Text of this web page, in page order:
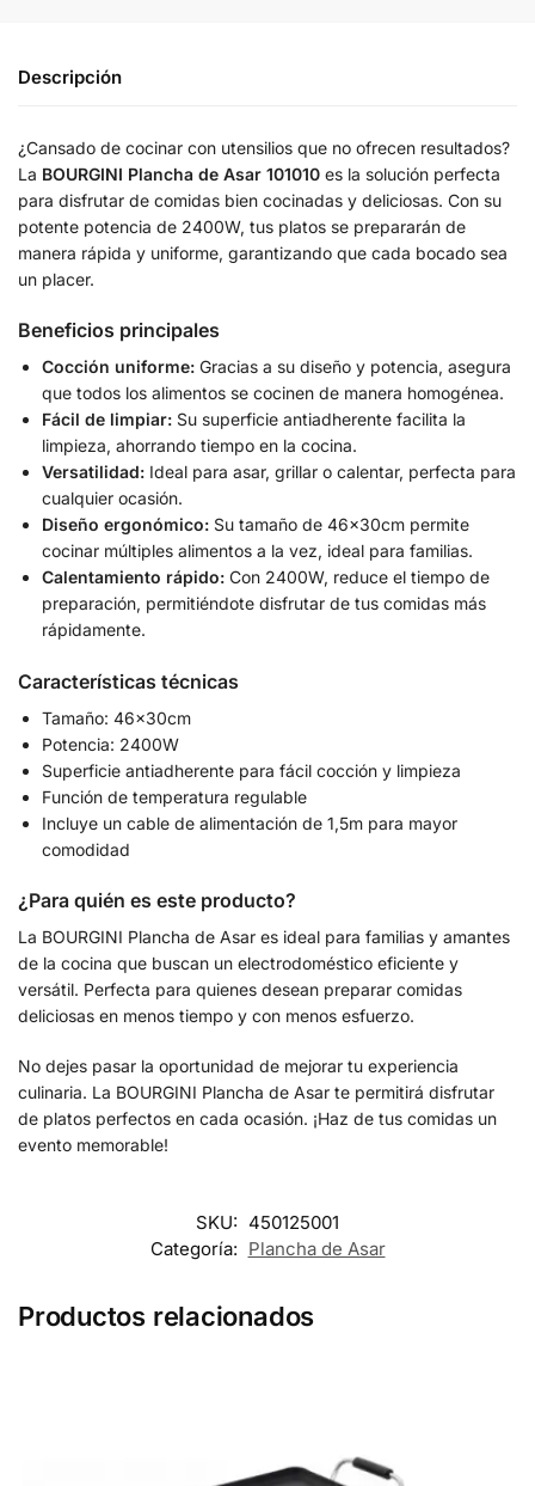
Descripción
¿Cansado de cocinar con utensilios que no ofrecen resultados?
La BOURGINI Plancha de Asar 101010 es la solución perfecta
para disfrutar de comidas bien cocinadas y deliciosas. Con su
potente potencia de 2400W, tus platos se prepararán de
manera rápida y uniforme, garantizando que cada bocado sea
un placer.
Beneficios principales
Cocción uniforme: Gracias a su diseño y potencia, asegura
que todos los alimentos se cocinen de manera homogénea.
Fácil de limpiar: Su superficie antiadherente facilita la
limpieza, ahorrando tiempo en la cocina.
Versatilidad: Ideal para asar, grillar o calentar, perfecta para
cualquier ocasión.
Diseño ergonómico: Su tamaño de 46x30cm permite
cocinar múltiples alimentos a la vez, ideal para familias.
Calentamiento rápido: Con 2400W, reduce el tiempo de
preparación, permitiéndote disfrutar de tus comidas más
rápidamente.
Características técnicas
Tamaño: 46x30cm
Potencia: 2400W
Superficie antiadherente para fácil cocción y limpieza
Función de temperatura regulable
Incluye un cable de alimentación de 1,5m para mayor
comodidad
¿Para quién es este producto?
La BOURGINI Plancha de Asar es ideal para familias y amantes
de la cocina que buscan un electrodoméstico eficiente y
versátil. Perfecta para quienes desean preparar comidas
deliciosas en menos tiempo y con menos esfuerzo.
No dejes pasar la oportunidad de mejorar tu experiencia
culinaria. La BOURGINI Plancha de Asar te permitirá disfrutar
de platos perfectos en cada ocasión. ¡Haz de tus comidas un
evento memorable!
SKU: 450125001
Categoría: Plancha de Asar
Productos relacionados